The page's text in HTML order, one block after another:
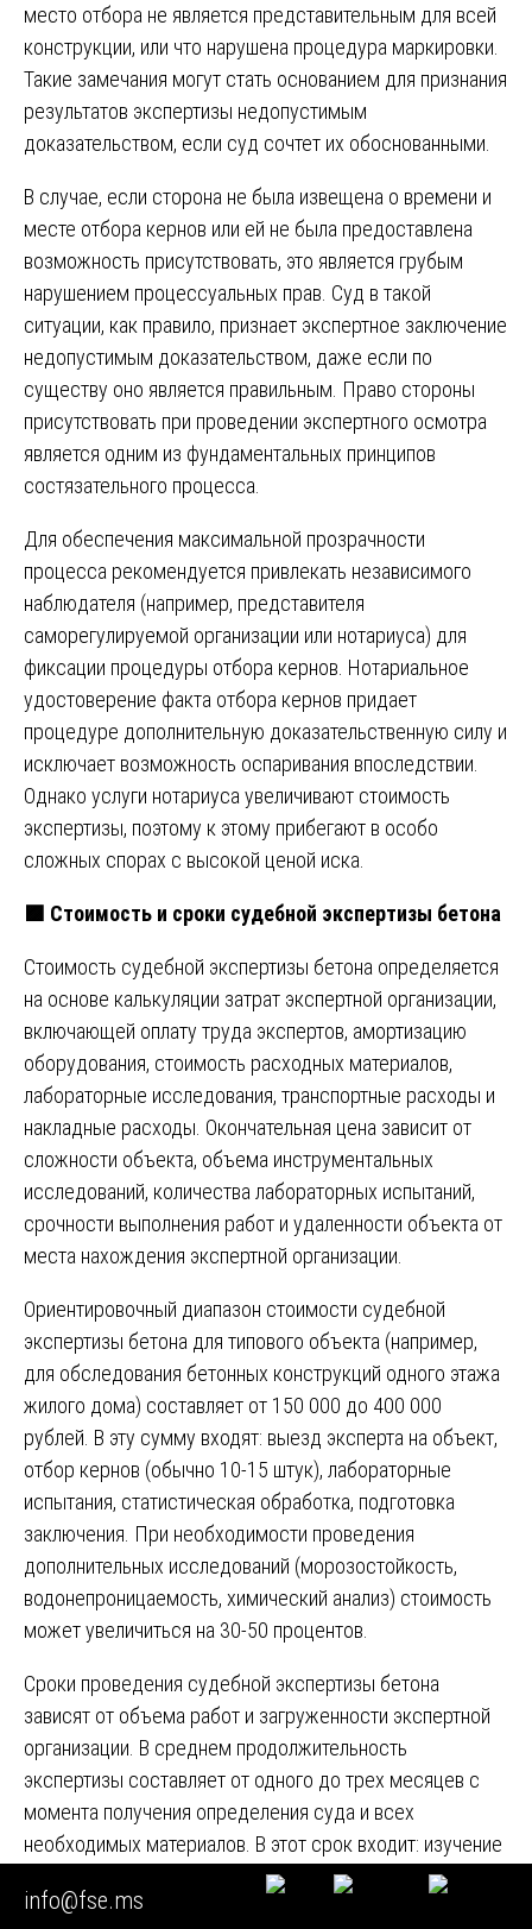
место отбора не является представительным для всей
конструкции, или что нарушена процедура маркировки.
Такие замечания могут стать основанием для признания
результатов экспертизы недопустимым
доказательством, если суд сочтет их обоснованными.
В случае, если сторона не была извещена о времени и
месте отбора кернов или ей не была предоставлена
возможность присутствовать, это является грубым
нарушением процессуальных прав. Суд в такой
ситуации, как правило, признает экспертное заключение
недопустимым доказательством, даже если по
существу оно является правильным. Право стороны
присутствовать при проведении экспертного осмотра
является одним из фундаментальных принципов
состязательного процесса.
Для обеспечения максимальной прозрачности
процесса рекомендуется привлекать независимого
наблюдателя (например, представителя
саморегулируемой организации или нотариуса) для
фиксации процедуры отбора кернов. Нотариальное
удостоверение факта отбора кернов придает
процедуре дополнительную доказательственную силу и
исключает возможность оспаривания впоследствии.
Однако услуги нотариуса увеличивают стоимость
экспертизы, поэтому к этому прибегают в особо
сложных спорах с высокой ценой иска.
🟪 Стоимость и сроки судебной экспертизы бетона
Стоимость судебной экспертизы бетона определяется
на основе калькуляции затрат экспертной организации,
включающей оплату труда экспертов, амортизацию
оборудования, стоимость расходных материалов,
лабораторные исследования, транспортные расходы и
накладные расходы. Окончательная цена зависит от
сложности объекта, объема инструментальных
исследований, количества лабораторных испытаний,
срочности выполнения работ и удаленности объекта от
места нахождения экспертной организации.
Ориентировочный диапазон стоимости судебной
экспертизы бетона для типового объекта (например,
для обследования бетонных конструкций одного этажа
жилого дома) составляет от 150 000 до 400 000
рублей. В эту сумму входят: выезд эксперта на объект,
отбор кернов (обычно 10-15 штук), лабораторные
испытания, статистическая обработка, подготовка
заключения. При необходимости проведения
дополнительных исследований (морозостойкость,
водонепроницаемость, химический анализ) стоимость
может увеличиться на 30-50 процентов.
Сроки проведения судебной экспертизы бетона
зависят от объема работ и загруженности экспертной
организации. В среднем продолжительность
экспертизы составляет от одного до трех месяцев с
момента получения определения суда и всех
необходимых материалов. В этот срок входит: изучение
материалов дела (3-5 дней), выезд на объект и отбор
кернов (1-2 дня), лабораторные испытания (10-20 дней),
info@fse.ms